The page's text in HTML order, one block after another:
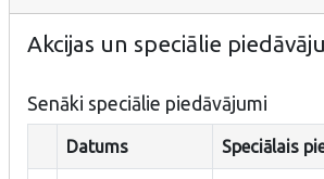
Akcijas un speciālie
Senāki speciālie piedāvājumi
Datums Speciālais